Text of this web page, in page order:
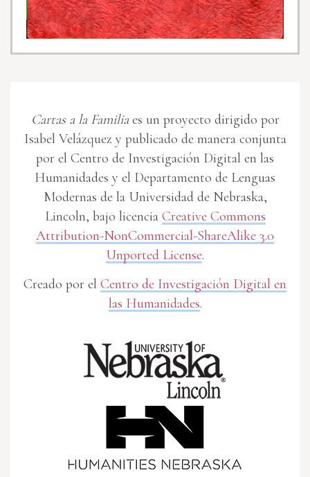
Cartas a la Familiaes un proyecto dirigido por
Isabel Velázquez y publicado de manera conjunta
por el Centro de Investigación Digital en las
Humanidades y el Departamento de Lenguas
Modernas de la Universidad de Nebraska,
Lincoln, bajo licencia Creative Commons
Attribution-NonCommercial-ShareAlike 3.0
Unported License.
Creado por el Centro de Investigación Digital en
las Humanidades.